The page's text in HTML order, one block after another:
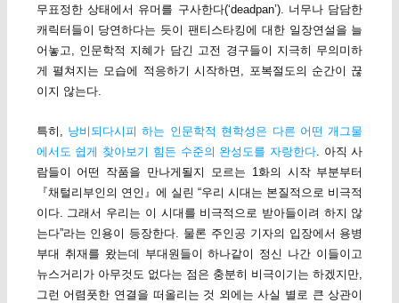
무표정한 상태에서 유머를 구사한다(‘deadpan’). 너무나 담담한
캐릭터들이 당연하다는 듯이 팬티스타킹에 대한 일장연설을 늘
어놓고, 인문학적 지혜가 담긴 고전 경구들이 지극히 무의미하
게 펼쳐지는 모습에 적응하기 시작하면, 포복절도의 순간이 끊
이지 않는다.
특히, 낭비되다시피 하는 인문학적 현학성은 다른 어떤 개그물
에서도 쉽게 찾아보기 힘든 수준의 완성도를 자랑한다. 아직 사
람들이 어떤 작품을 만나게될지 모르는 1화의 시작 부분부터
『채털리부인의 연인』에 실린 “우리 시대는 본질적으로 비극적
이다. 그래서 우리는 이 시대를 비극적으로 받아들이려 하지 않
는다”라는 인용이 등장한다. 물론 주인공 기자의 입장에서 용병
부대 취재를 왔는데 부대원들이 하나같이 정신 나간 이들이고
뉴스거리가 아무것도 없다는 점은 충분히 비극이기는 하겠지만,
그런 어렴풋한 연결을 떠올리는 것 외에는 사실 별로 큰 상관이